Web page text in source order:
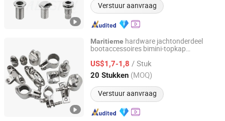
Verstuur aanvraag
Maritieme hardware jachtonderdeel
bootaccessoires bimini-topkap
US$1,7-1,8 / Stuk
20 Stukken (MOQ)
Verstuur aanvraag
Shenxian Shenghui Stainless Co., Ltd.
Shandong, China Sinds 2023